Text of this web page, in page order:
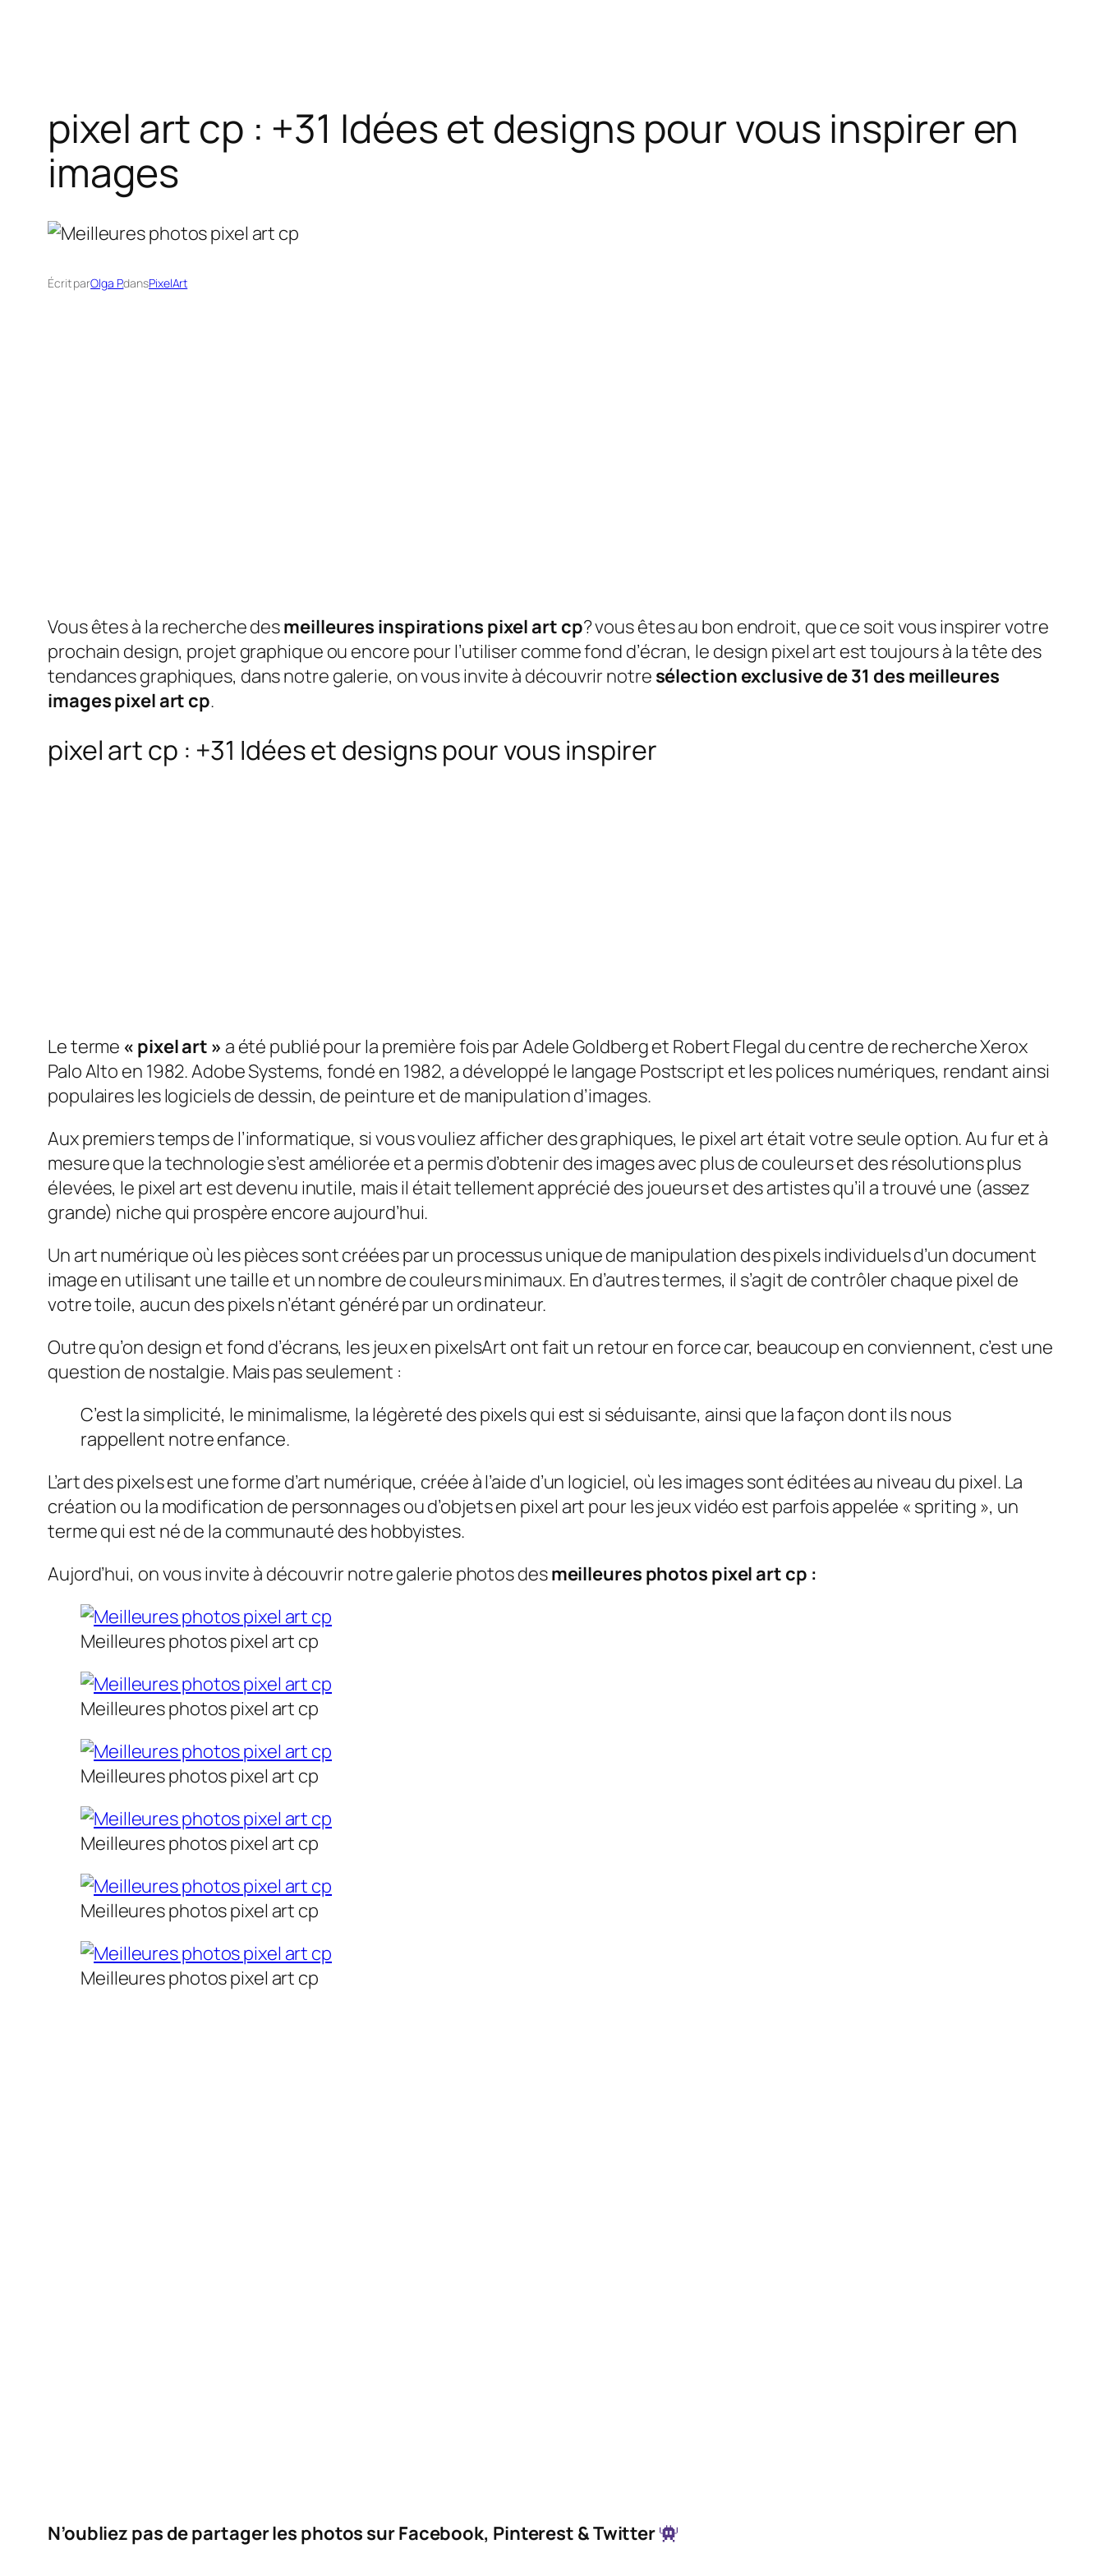
pixel art cp : +31 Idées et designs pour vous inspirer en
images
Écrit parOlga P.dansPixelArt
Vous êtes à la recherche desmeilleures inspirations pixel art cp? vous êtes au bon endroit, que ce soit vous inspirer votre
prochain design, projet graphique ou encore pour l’utiliser comme fond d’écran, le design pixel art est toujours à la tête des
tendances graphiques, dans notre galerie, on vous invite à découvrir notre sélection exclusive de 31 des meilleures
images pixel art cp.
pixel art cp : +31 Idées et designs pour vous inspirer
Le terme « pixel art » a été publié pour la première fois par Adele Goldberg et Robert Flegal du centre de recherche Xerox
Palo Alto en 1982. Adobe Systems, fondé en 1982, a développé le langage Postscript et les polices numériques, rendant ainsi
populairesles logiciels de dessin, de peinture et de manipulation d’images.
Aux premiers temps de l’informatique, si vous vouliez afficher des graphiques, le pixel art était votre seule option. Au fur et à
mesure que la technologie s’est améliorée et a permis d’obtenir des images avec plus de couleurs et des résolutions plus
élevées, le pixel art est devenu inutile, mais il était tellement apprécié des joueurs et des artistes qu’il a trouvé une (assez
grande) niche qui prospère encore aujourd’hui.
Un art numérique où les pièces sont créées par un processus unique de manipulation des pixels individuels d’un document
image en utilisant une taille et un nombre de couleurs minimaux. En d’autres termes, il s’agit de contrôler chaque pixel de
votre toile, aucun des pixels n’étant généré par un ordinateur.
Outre qu’on design et fond d’écrans, les jeux en pixelsArt ont fait un retour en force car, beaucoup en conviennent, c’est une
question de nostalgie. Mais pas seulement :
C’est la simplicité, le minimalisme, la légèreté des pixels qui est si séduisante, ainsi que la façon dont ils nous
rappellent notre enfance.
L’art des pixels est une forme d’art numérique, créée à l’aide d’un logiciel, où les images sont éditées au niveau du pixel. La
création ou la modification de personnages ou d’objets en pixel art pour les jeux vidéo est parfois appelée « spriting », un
terme qui est né de la communauté des hobbyistes.
Aujord’hui, on vous invite à découvrir notre galerie photos desmeilleures photos pixel art cp :
Meilleures photos pixel art cp
Meilleures photos pixel art cp
Meilleures photos pixel art cp
Meilleures photos pixel art cp
Meilleures photos pixel art cp
Meilleures photos pixel art cp
N’oubliez pas de partager les photos sur Facebook, Pinterest & Twitter